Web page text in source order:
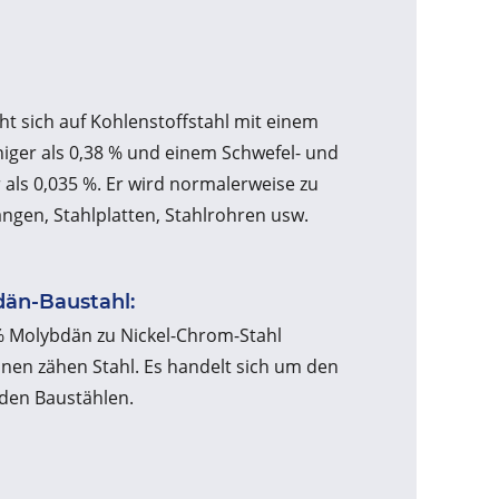
sich auf Kohlenstoffstahl mit einem
als 0,38 % und einem Schwefel- und
0,035 %. Er wird normalerweise zu
Stahlplatten, Stahlrohren usw.
Baustahl:
Molybdän zu Nickel-Chrom-Stahl
zähen Stahl. Es handelt sich um den
Baustählen.